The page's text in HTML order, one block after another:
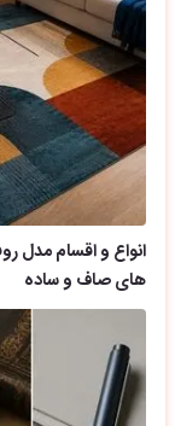
انواع و اقسام مدل
های صاف و ساده